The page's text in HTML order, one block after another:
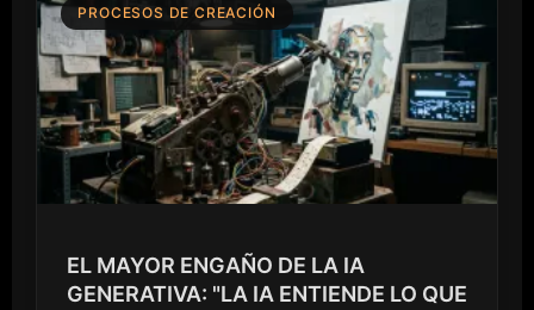
PROCESOS DE CREACIÓN
EL MAYOR ENGAÑO DE LA IA
GENERATIVA: "LA IA ENTIENDE LO QUE